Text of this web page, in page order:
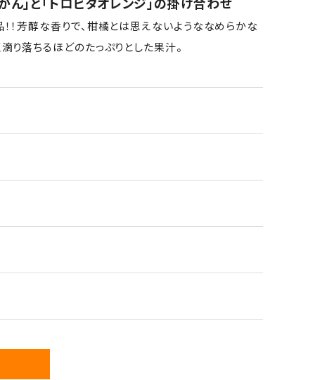
！芳醇な香りで、柑橘とは思えないようななめらかな
り落ちるほどのたっぷりとした果汁。